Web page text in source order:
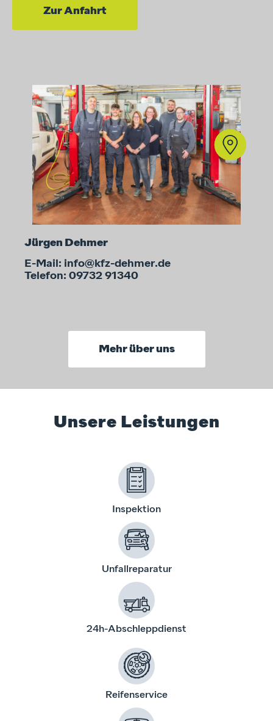
Zur Anfahrt
Jürgen Dehmer
E-Mail: info@kfz-dehmer.de
Telefon: 09732 91340
Mehr über uns
Unsere Leistungen
Inspektion
Unfallreparatur
24h-Abschleppdienst
Reifenservice